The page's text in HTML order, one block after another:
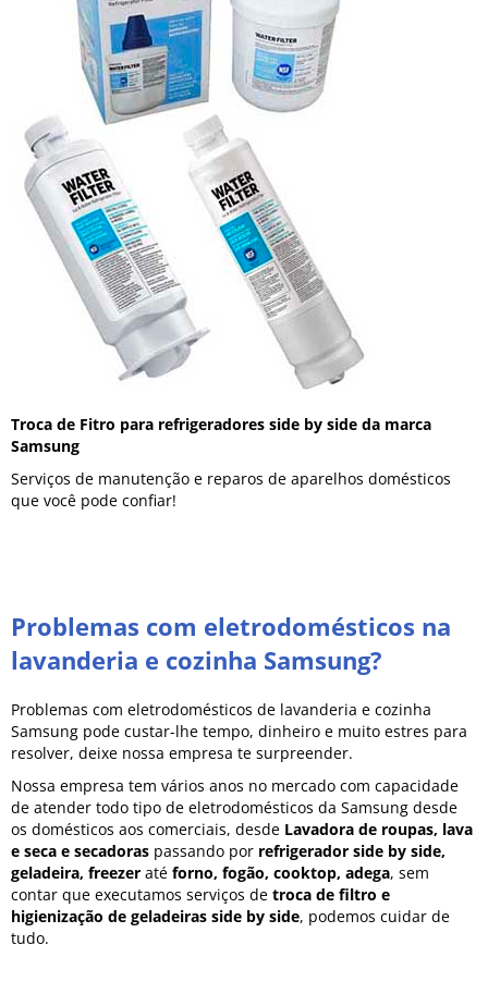
Troca de Fitro para refrigeradores side by side da marca
Samsung
Serviços de manutenção e reparos de aparelhos domésticos
que você pode confiar!
Problemas com eletrodomésticos na
lavanderia e cozinha Samsung?
Problemas com eletrodomésticos de lavanderia e cozinha
Samsung pode custar-lhe tempo, dinheiro e muito estres para
resolver, deixe nossa empresa te surpreender.
Nossa empresa tem vários anos no mercado com capacidade
de atender todo tipo de eletrodomésticos da Samsung desde
os domésticos aos comerciais, desde Lavadora de roupas, lava
e seca e secadoras passando por refrigerador side by side,
geladeira, freezer até forno, fogão, cooktop, adega, sem
contar que executamos serviços de troca de filtro e
higienização de geladeiras side by side, podemos cuidar de
tudo.